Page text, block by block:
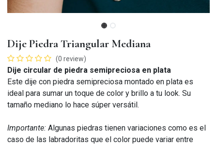
Dije Piedra Triangular Mediana
(0 review)
Dije circular de piedra semipreciosa en plata
Este dije con piedra semipreciosa montado en plata es
ideal para sumar un toque de color y brillo a tu look. Su
tamaño mediano lo hace súper versátil.
Importante: Algunas piedras tienen variaciones como es el
caso de las labradoritas que el color puede variar entre